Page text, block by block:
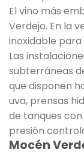
El vino más
Verdejo. En la
inoxidable para
Las
subterráneas
que disponen
uva, prensas
de tanques
presión
Mocén